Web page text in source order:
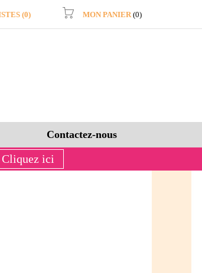
(0) MON PANIER (0)
Contactez-nous
Cliquez ici